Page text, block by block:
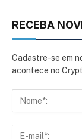
RECEBA
Cadastre-se em
acontece no